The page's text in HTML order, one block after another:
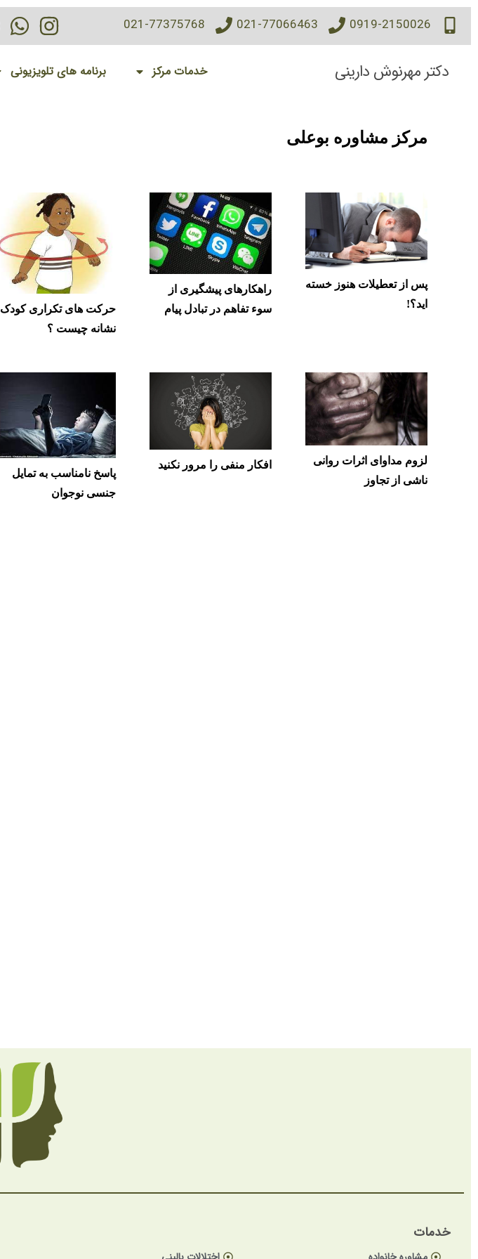
0919-2150026
021-77066463
021-77375768
دکتر مهرنوش دارینی خدمات مرکز برنامه های تلویزیونی
مرکز مشاوره بوعلی
پس از تعطیلات هنوز خسته
اید؟!
راهکارهای پیشگیری از
سوء تفاهم در تبادل پیام
حرکت های تکراری کودک
نشانه چیست ؟
لزوم مداوای اثرات روانی
ناشی از تجاوز
افکار منفی را مرور نکنید
پاسخ نامناسب به تمایل
جنسی نوجوان
خدمات